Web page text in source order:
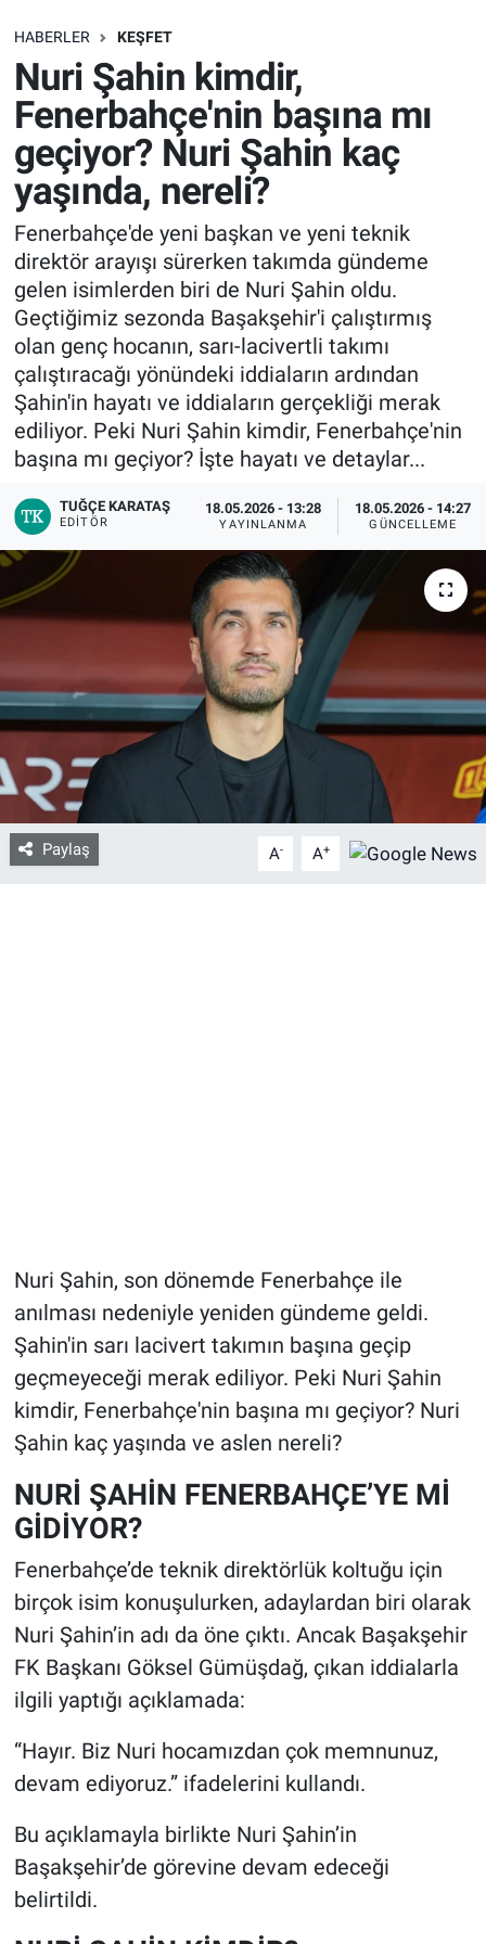
HABERLER KEŞFET
Nuri Şahin kimdir,
Fenerbahçe'nin başına mı
geçiyor? Nuri Şahin kaç
yaşında, nereli?
Fenerbahçe'de yeni başkan ve yeni teknik
direktör arayışı sürerken takımda gündeme
gelen isimlerden biri de Nuri Şahin oldu.
Geçtiğimiz sezonda Başakşehir'i çalıştırmış
olan genç hocanın, sarı-lacivertli takımı
çalıştıracağı yönündeki iddiaların ardından
Şahin'in hayatı ve iddiaların gerçekliği merak
ediliyor. Peki Nuri Şahin kimdir, Fenerbahçe'nin
başına mı geçiyor? İşte hayatı ve detaylar...
TUĞÇE KARATAŞ
EDITÖR
18.05.2026 - 13:28
YAYINLANMA
18.05.2026 - 14:27
GÜNCELLEME
Paylaş A- A+
Nuri Şahin, son dönemde Fenerbahçe ile
anılması nedeniyle yeniden gündeme geldi.
Şahin'in sarı lacivert takımın başına geçip
geçmeyeceği merak ediliyor. Peki Nuri Şahin
kimdir, Fenerbahçe'nin başına mı geçiyor? Nuri
Şahin kaç yaşında ve aslen nereli?
NURİ ŞAHİN FENERBAHÇE’YE Mİ
GİDİYOR?
Fenerbahçe’de teknik direktörlük koltuğu için
birçok isim konuşulurken, adaylardan biri olarak
Nuri Şahin’in adı da öne çıktı. Ancak Başakşehir
FK Başkanı Göksel Gümüşdağ, çıkan iddialarla
ilgili yaptığı açıklamada:
“Hayır. Biz Nuri hocamızdan çok memnunuz,
devam ediyoruz.” ifadelerini kullandı.
Bu açıklamayla birlikte Nuri Şahin’in
Başakşehir’de görevine devam edeceği
belirtildi.
SAĞLIK
EKONOMİ
EĞİTİM
ÖZEL HABER
Keşfet
ASTROLOJİ
MANŞET
RESMİ İLANLAR
Gözden Kaçmasın
İletişim (Künye)